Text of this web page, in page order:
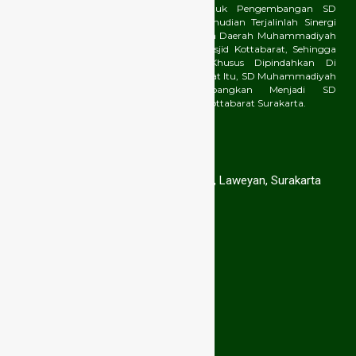
Gedung Yang Diproyeksikan Untuk Pengembangan SD
Muhammadiyah 9 Kottabarat. Kemudian Terjalinlah Sinergi
Antara Majelis Dikdasmen Pimpinan Daerah Muhammadiyah
Kota Surakarta Dengan Takmir Masjid Kottabarat, Sehingga
SD Muhammadiyah Program Khusus Dipindahkan Di
Komplek Masjid Kottabarat. Sejak Saat Itu, SD Muhammadiyah
9 Kottabarat Resmi Dikembangkan Menjadi SD
Muhammadiyah Program Khusus Kottabarat Surakarta.
Jl. Dr. Moewardi no. 24, Purwosari, Laweyan, Surakarta